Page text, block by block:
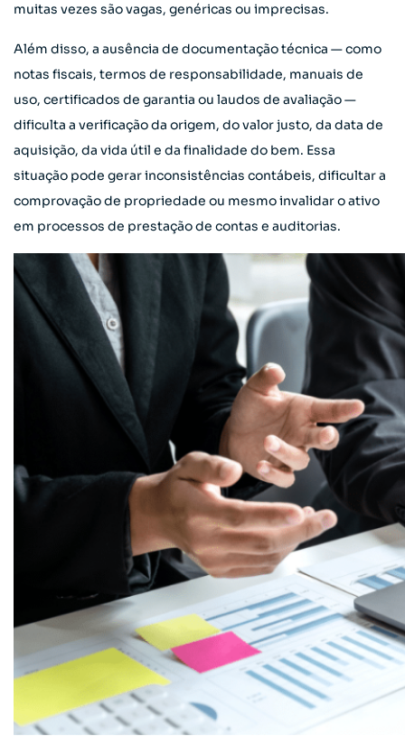
muitas vezes são vagas, genéricas ou imprecisas.
Além disso, a ausência de documentação técnica — como
notas fiscais, termos de responsabilidade, manuais de
uso, certificados de garantia ou laudos de avaliação —
dificulta a verificação da origem, do valor justo, da data de
aquisição, da vida útil e da finalidade do bem. Essa
situação pode gerar inconsistências contábeis, dificultar a
comprovação de propriedade ou mesmo invalidar o ativo
em processos de prestação de contas e auditorias.